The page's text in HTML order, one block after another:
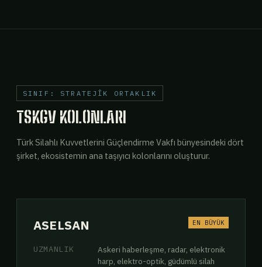
SINIF: STRATEJİK ORTAKLIK
TSKGV KOLONLARI
Türk Silahlı Kuvvetlerini Güçlendirme Vakfı bünyesindeki dört
şirket, ekosistemin ana taşıyıcı kolonlarını oluşturur.
ASELSAN EN BÜYÜK
UZMANLIK
Askeri haberleşme, radar, elektronik
harp, elektro-optik, güdümlü silah